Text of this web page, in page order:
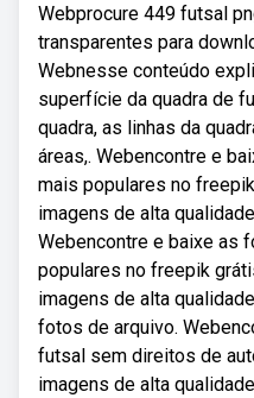
Webprocure 449 futsal
transparentes para
Webnesse conteúdo
superfície da quadra de
quadra, as linhas da
áreas,. Webencontre e
mais populares no
imagens de alta
Webencontre e baixe as
populares no freepik
imagens de alta
fotos de arquivo.
futsal sem direitos de
imagens de alta